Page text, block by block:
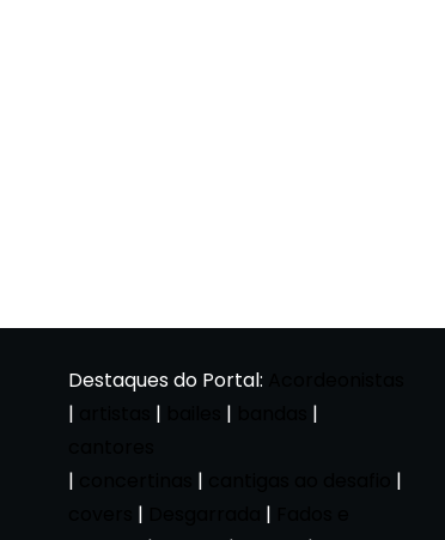
Destaques do Portal:
|
| |
|
|
|
|
| |